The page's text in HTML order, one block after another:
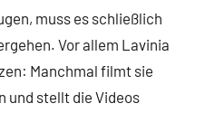
muss es schließlich
Vor allem Lavinia
Manchmal filmt sie
und stellt die Videos